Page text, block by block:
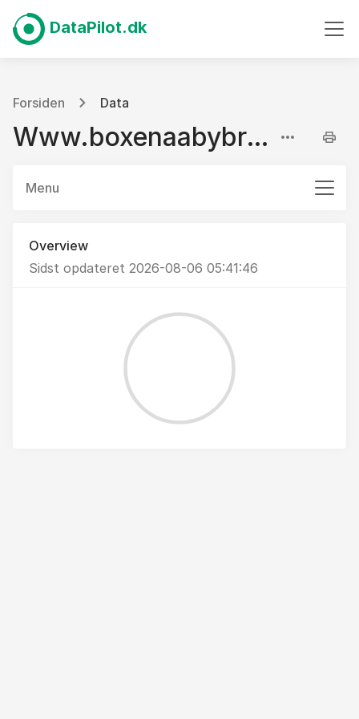
DataPilot.dk
Forsiden Data
Www.boxenaabybro.dk
Menu
Overview
Sidst opdateret 2026-08-06 05:41:46